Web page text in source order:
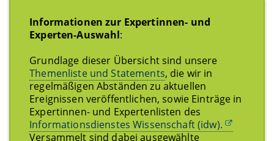
Informationen zur Expertinnen- und
Experten-Auswahl:
Grundlage dieser Übersicht sind unsere
Themenliste und Statements, die wir in
regelmäßigen Abständen zu aktuellen
Ereignissen veröffentlichen, sowie Einträge in
Expertinnen- und Expertenlisten des
Informationsdienstes Wissenschaft (idw).
Versammelt sind dabei ausgewählte